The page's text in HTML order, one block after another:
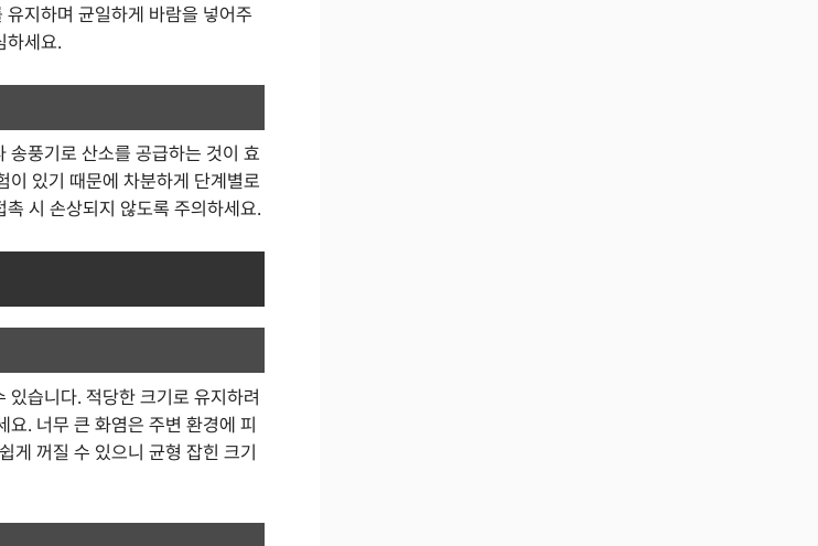
지하며 균일하게 바람을 넣어주
하세요.
송풍기로 산소를 공급하는 것이 효
이 있기 때문에 차분하게 단계별로
시 손상되지 않도록 주의하세요.
습니다. 적당한 크기로 유지하려
. 너무 큰 화염은 주변 환경에 피
게 꺼질 수 있으니 균형 잡힌 크기